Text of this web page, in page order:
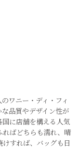
ワニー・ディ・フィ
品質やデザイン性が
に店舗を構える人気
ればどちらも濡れ、晴
すれば、バッグも日